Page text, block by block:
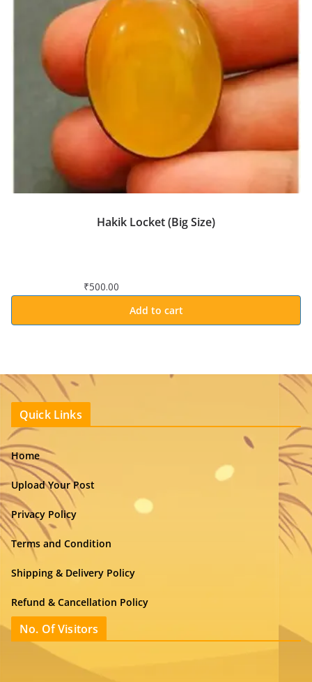
Hakik Locket (Big Size)
₹500.00
Add to cart
Quick Links
Home
Upload Your Post
Privacy Policy
Terms and Condition
Shipping & Delivery Policy
Refund & Cancellation Policy
No. Of Visitors